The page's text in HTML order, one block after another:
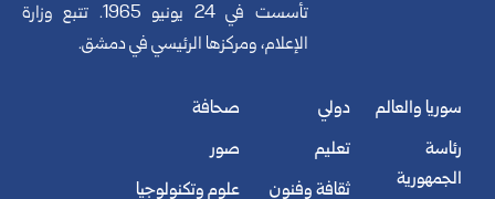
تأسست في 24 يونيو 1965. تتبع وزارة
الإعلام، ومركزها الرئيسي في دمشق.
سوريا والعالم
رئاسة
الجمهورية
دولي
تعليم
ثقافة وفنون
صحافة
صور
علوم وتكنولوجيا